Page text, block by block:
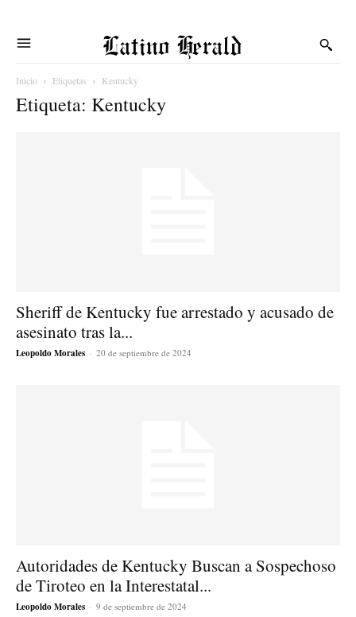
Latino Herald
Inicio Etiquetas Kentucky
Etiqueta: Kentucky
Sheriff de Kentucky fue arrestado y acusado de
asesinato tras la...
Leopoldo Morales - 20 de septiembre de 2024
Autoridades de Kentucky Buscan a Sospechoso
de Tiroteo en la Interestatal...
Leopoldo Morales - 9 de septiembre de 2024